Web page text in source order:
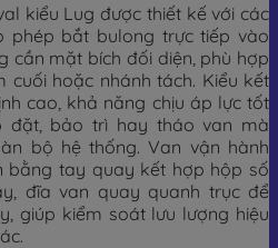
kiểu Lug được thiết kế với các
phép bắt bulong trực tiếp vào
cần mặt bích đối diện, phù hợp
cuối hoặc nhánh tách. Kiểu kết
cao, khả năng chịu áp lực tốt
đặt, bảo trì hay tháo van mà
bộ hệ thống. Van vận hành
bằng tay quay kết hợp hộp số
đĩa van quay quanh trục để
giúp kiểm soát lưu lượng hiệu